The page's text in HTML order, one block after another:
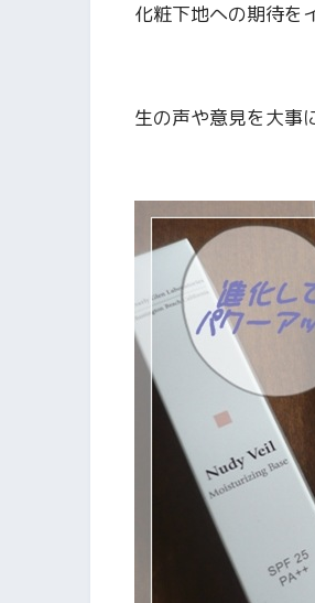
化粧下地への期待を
生の声や意見を大事